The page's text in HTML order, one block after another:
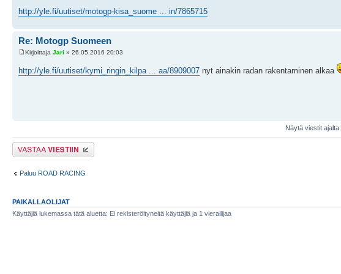
http://yle.fi/uutiset/motogp-kisa_suome ... in/7865715
Re: Motogp Suomeen
Kirjoittaja Jari » 26.05.2016 20:03
http://yle.fi/uutiset/kymi_ringin_kilpa ... aa/8909007 nyt ainakin radan rakentaminen alkaa
Näytä viestit ajalta:
Lähetä vastaus
Paluu ROAD RACING
PAIKALLAOLIJAT
Käyttäjiä lukemassa tätä aluetta: Ei rekisteröityneitä käyttäjiä ja 1 vierailijaa